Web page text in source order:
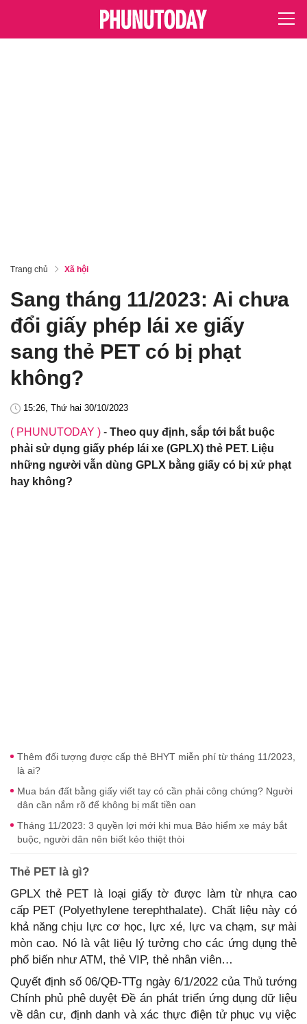
Trang chủ Xã hội
Sang tháng 11/2023: Ai chưa
đổi giấy phép lái xe giấy
sang thẻ PET có bị phạt
không?
15:26, Thứ hai 30/10/2023
( PHUNUTODAY ) - Theo quy định, sắp tới bắt buộc
phải sử dụng giấy phép lái xe (GPLX) thẻ PET. Liệu
những người vẫn dùng GPLX bằng giấy có bị xử phạt
hay không?
Thêm đối tượng được cấp thẻ BHYT miễn phí từ tháng 11/2023,
là ai?
Mua bán đất bằng giấy viết tay có cần phải công chứng? Người
dân cần nắm rõ để không bị mất tiền oan
Tháng 11/2023: 3 quyền lợi mới khi mua Bảo hiểm xe máy bắt
buộc, người dân nên biết kẻo thiệt thòi
Thẻ PET là gì?
GPLX thẻ PET là loại giấy tờ được làm từ nhựa cao
cấp PET (Polyethylene terephthalate). Chất liệu này có
khả năng chịu lực cơ học, lực xé, lực va chạm, sự mài
mòn cao. Nó là vật liệu lý tưởng cho các ứng dụng thẻ
phổ biến như ATM, thẻ VIP, thẻ nhân viên…
Quyết định số 06/QĐ-TTg ngày 6/1/2022 của Thủ tướng
Chính phủ phê duyệt Đề án phát triển ứng dụng dữ liệu
về dân cư, định danh và xác thực điện tử phục vụ việc